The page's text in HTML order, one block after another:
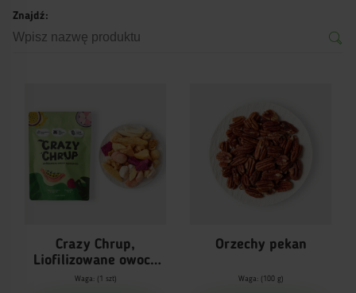
Znajdź:
Crazy Chrup,
Liofilizowane owoce
egzotyczne
Waga: (1 szt)
Orzechy pekan
Waga: (100 g)